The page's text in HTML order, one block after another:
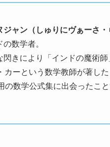
ャン（しゅりにヴぁーさ・
数学者。
閃きにより「インドの魔術師
カーという数学教師が著し
の数学公式集に出会ったこと